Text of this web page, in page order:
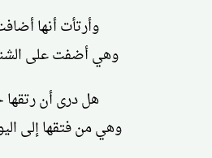
وأرتأت أنها
وهي أضفت على
هل درى أن رتقها
وهي من فتقها إلى